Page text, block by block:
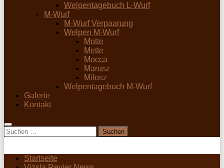
Welpentagebuch L-Wurf
M-Wurf
M-Wurf Verpaarung
Welpen M-Wurf
Motte
Mette
Mocca
Marusz
Milosz
Welpentagebuch M-Wurf
Galerie
Kontakt
Suchen
nach:
Startseite